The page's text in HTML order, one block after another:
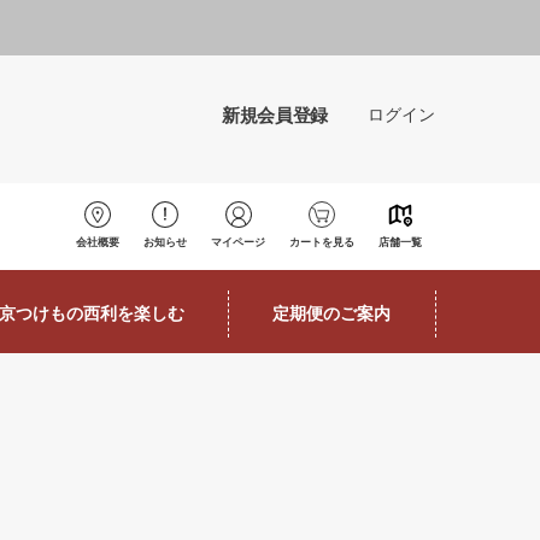
新規会員登録 ログイン
会社概要 お知らせ マイページ カートを見る 店舗一覧
つけもの西利を楽しむ 定期便のご案内